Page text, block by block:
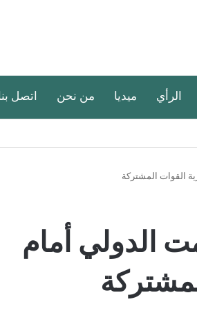
الرأي ميديا من نحن اتصل
القوات المشتركة
الدولي أمام